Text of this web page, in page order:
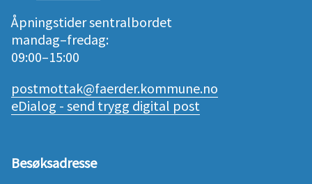
Åpningstider sentralbordet
mandag–fredag:
09:00–15:00
postmottak@faerder.kommune.no
eDialog - send trygg digital post
Besøksadresse